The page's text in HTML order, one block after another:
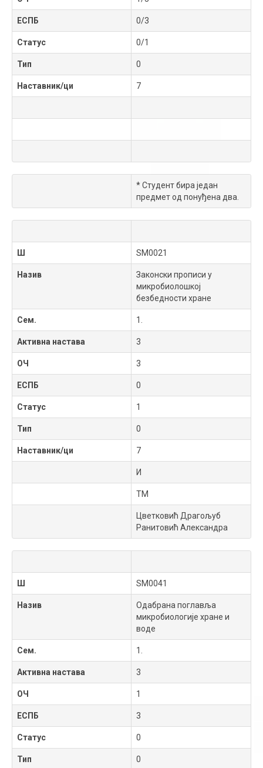
ЕСПБ 0/3
Статус 0/1
Тип 0
Наставник/ци 7
* Студент бира један
предмет од понуђена два.
Ш SM0021
Назив
Законски прописи у
микробиолошкој
безбедности хране
Сем. 1.
Активна настава 3
ОЧ 3
ЕСПБ 0
Статус 1
Тип 0
Наставник/ци 7
И
ТМ
Цветковић Драгољуб
Ранитовић Александра
Ш SM0041
Назив
Одабрана поглавља
микробиологије хране и
воде
Сем. 1.
Активна настава 3
ОЧ 1
ЕСПБ 3
Статус 0
Тип 0